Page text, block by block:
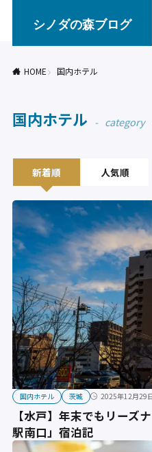
シノダの森ブログ
HOME 国内ホテル
国内ホテル category
新着順 人気順
国内ホテル 茨城 2025年12月29
【水戸】年末でもリーズ
駅南口」宿泊記